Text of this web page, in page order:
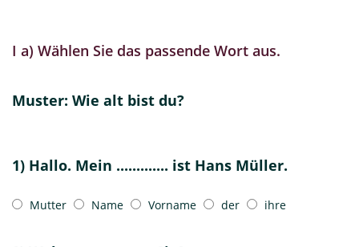
I a) Wählen Sie das passende Wort aus.
Muster: Wie alt bist du?
1) Hallo. Mein ............. ist Hans Müller.
Mutter Name Vorname der ihre